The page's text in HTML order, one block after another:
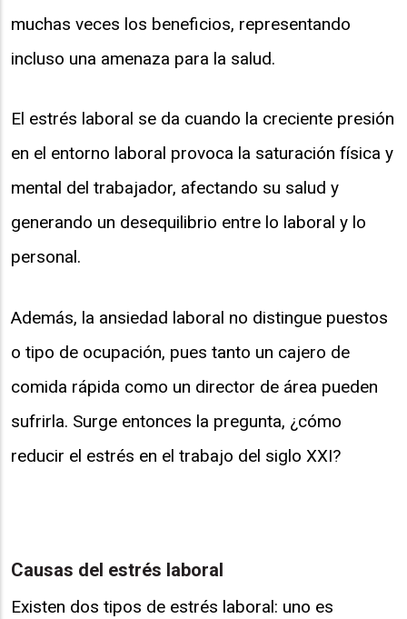
muchas veces los beneficios, representando
incluso una amenaza para la salud.
El estrés laboral se da cuando la creciente presión
en el entorno laboral provoca la saturación física y
mental del trabajador, afectando su salud y
generando un desequilibrio entre lo laboral y lo
personal.
Además, la ansiedad laboral no distingue puestos
o tipo de ocupación, pues tanto un cajero de
comida rápida como un director de área pueden
sufrirla. Surge entonces la pregunta, ¿cómo
reducir el estrés en el trabajo del siglo XXI?
Causas del estrés laboral
Existen dos tipos de estrés laboral: uno es